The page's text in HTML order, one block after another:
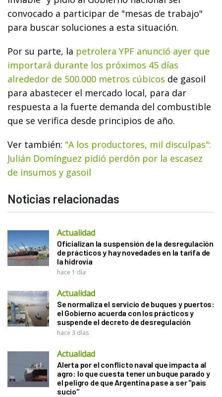
convocado a participar de "mesas de trabajo"
para buscar soluciones a esta situación.
Por su parte, la petrolera YPF anunció ayer que
importará durante los próximos 45 días
alrededor de 500.000 metros cúbicos de gasoil
para abastecer el mercado local, para dar
respuesta a la fuerte demanda del combustible
que se verifica desde principios de año.
Ver también: "A los productores, mil disculpas":
Julián Domínguez pidió perdón por la escasez
de insumos y gasoil
Noticias relacionadas
Actualidad
Oficializan la suspensión de la desregulación
de prácticos y hay novedades en la tarifa de
la hidrovía
hace 1 día
Actualidad
Se normaliza el servicio de buques y puertos:
el Gobierno acuerda con los prácticos y
suspende el decreto de desregulación
hace 3 días
Actualidad
Alerta por el conflicto naval que impacta al
agro: lo que cuesta tener un buque parado y
el peligro de que Argentina pase a ser "país
sucio"